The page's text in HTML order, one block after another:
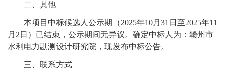
二、其他
本项目中标候选人公示期（2025年10月31日至2025年11
月2日）已结束，公示期间无异议。确定中标人为：赣州市
水利电力勘测设计研究院，现发布中标公告。
三、联系方式